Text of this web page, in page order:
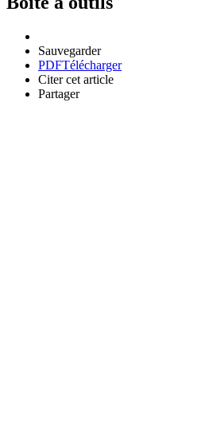
Sauvegarder
PDFTélécharger
Citer cet article
Partager